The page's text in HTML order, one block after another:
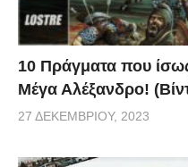
10 Πράγματα που
Μέγα Αλέξανδρο!
27 ΔΕΚΕΜΒΡΊΟΥ, 2023